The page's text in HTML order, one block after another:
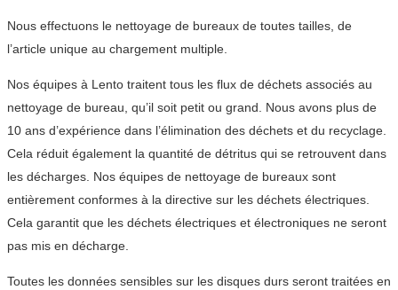
Nous effectuons le nettoyage de bureaux de toutes tailles, de
l’article unique au chargement multiple.
Nos équipes à Lento traitent tous les flux de déchets associés au
nettoyage de bureau, qu’il soit petit ou grand. Nous avons plus de
10 ans d’expérience dans l’élimination des déchets et du recyclage.
Cela réduit également la quantité de détritus qui se retrouvent dans
les décharges. Nos équipes de nettoyage de bureaux sont
entièrement conformes à la directive sur les déchets électriques.
Cela garantit que les déchets électriques et électroniques ne seront
pas mis en décharge.
Toutes les données sensibles sur les disques durs seront traitées en